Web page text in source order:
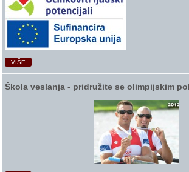
VIŠE
Škola veslanja ‑ pridružite se olimpijskim